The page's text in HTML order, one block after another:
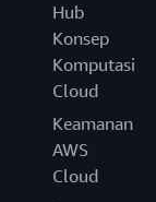
Hub
Konsep
Komputasi
Cloud
Keamanan
AWS
Cloud